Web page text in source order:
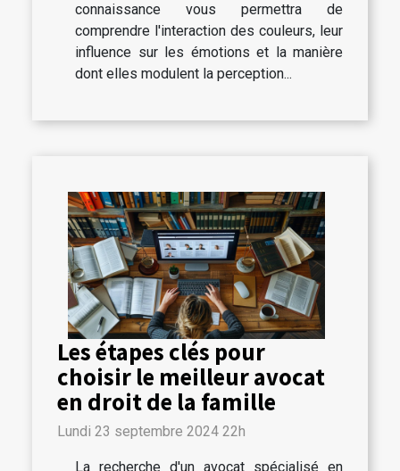
connaissance vous permettra de
comprendre l'interaction des couleurs, leur
influence sur les émotions et la manière
dont elles modulent la perception...
Les étapes clés pour
choisir le meilleur avocat
en droit de la famille
Lundi 23 septembre 2024 22h
La recherche d'un avocat spécialisé en